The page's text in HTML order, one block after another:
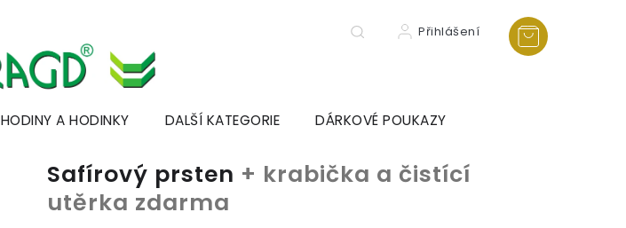
Přihlášení
HODINY A HODINKY DALŠÍ KATEGORIE DÁRKOVÉ POUKAZY
Safírový prsten + krabička a čistící
utěrka zdarma